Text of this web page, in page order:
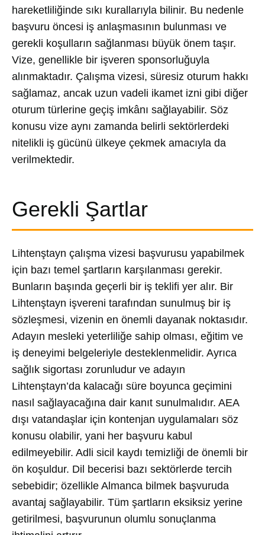
hareketliliğinde sıkı kurallarıyla bilinir. Bu nedenle
başvuru öncesi iş anlaşmasının bulunması ve
gerekli koşulların sağlanması büyük önem taşır.
Vize, genellikle bir işveren sponsorluğuyla
alınmaktadır. Çalışma vizesi, süresiz oturum hakkı
sağlamaz, ancak uzun vadeli ikamet izni gibi diğer
oturum türlerine geçiş imkânı sağlayabilir. Söz
konusu vize aynı zamanda belirli sektörlerdeki
nitelikli iş gücünü ülkeye çekmek amacıyla da
verilmektedir.
Gerekli Şartlar
Lihtenştayn çalışma vizesi başvurusu yapabilmek
için bazı temel şartların karşılanması gerekir.
Bunların başında geçerli bir iş teklifi yer alır. Bir
Lihtenştayn işvereni tarafından sunulmuş bir iş
sözleşmesi, vizenin en önemli dayanak noktasıdır.
Adayın mesleki yeterliliğe sahip olması, eğitim ve
iş deneyimi belgeleriyle desteklenmelidir. Ayrıca
sağlık sigortası zorunludur ve adayın
Lihtenştayn’da kalacağı süre boyunca geçimini
nasıl sağlayacağına dair kanıt sunulmalıdır. AEA
dışı vatandaşlar için kontenjan uygulamaları söz
konusu olabilir, yani her başvuru kabul
edilmeyebilir. Adli sicil kaydı temizliği de önemli bir
ön koşuldur. Dil becerisi bazı sektörlerde tercih
sebebidir; özellikle Almanca bilmek başvuruda
avantaj sağlayabilir. Tüm şartların eksiksiz yerine
getirilmesi, başvurunun olumlu sonuçlanma